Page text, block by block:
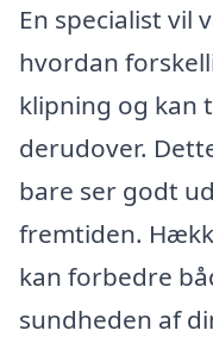
En specialist vil
hvordan
klipning og kan
derudover.
bare ser godt
fremtiden.
kan forbedre
sundheden af